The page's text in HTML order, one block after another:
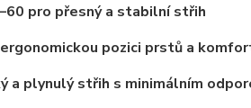
pro přesný a stabilní střih
pozici prstů a
a plynulý střih s minimálním